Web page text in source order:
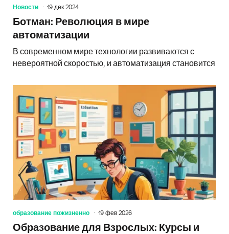
Новости 19 дек 2024
Ботман: Революция в мире
автоматизации
В современном мире технологии развиваются с
невероятной скоростью, и автоматизация становится
образование пожизненно 19 фев 2026
Образование для Взрослых: Курсы и